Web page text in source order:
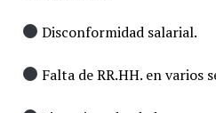
Disconformidad salarial.
Falta de RR.HH. en varios